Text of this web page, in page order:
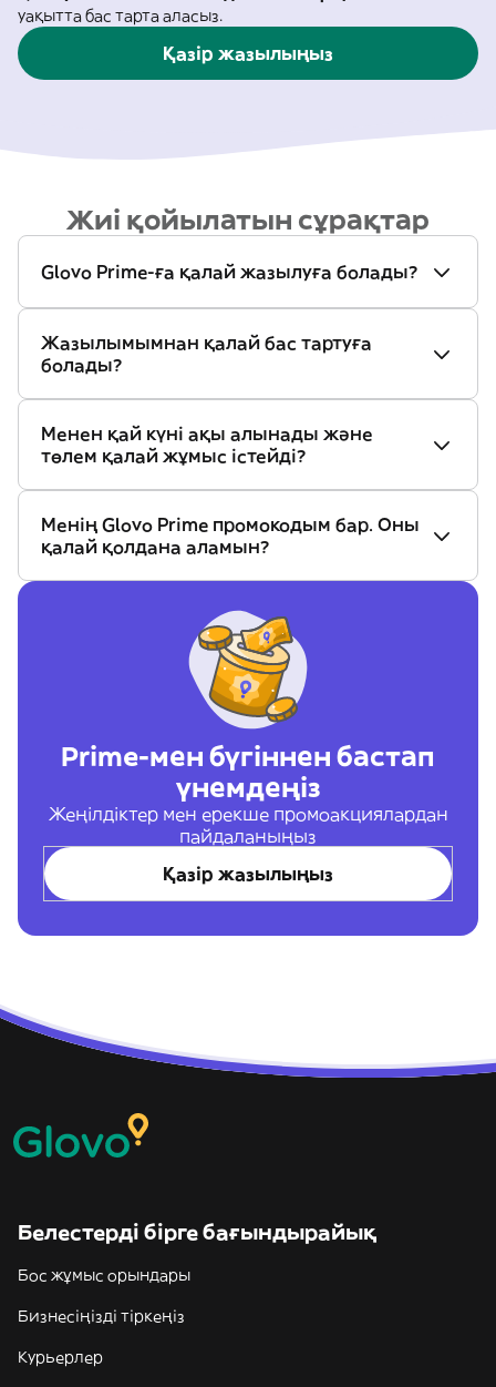
уақытта бас тарта аласыз.
Қазір жазылыңыз
Жиі қойылатын сұрақтар
Glovo Prime-ға қалай жазылуға болады?
Жазылымымнан қалай бас тартуға
болады?
Менен қай күні ақы алынады және
төлем қалай жұмыс істейді?
Менің Glovo Prime промокодым бар. Оны
қалай қолдана аламын?
Prime-мен бүгіннен бастап
үнемдеңіз
Жеңілдіктер мен ерекше промоакциялардан
пайдаланыңыз
Қазір жазылыңыз
Белестерді бірге бағындырайық
Бос жұмыс орындары
Бизнесіңізді тіркеңіз
Курьерлер